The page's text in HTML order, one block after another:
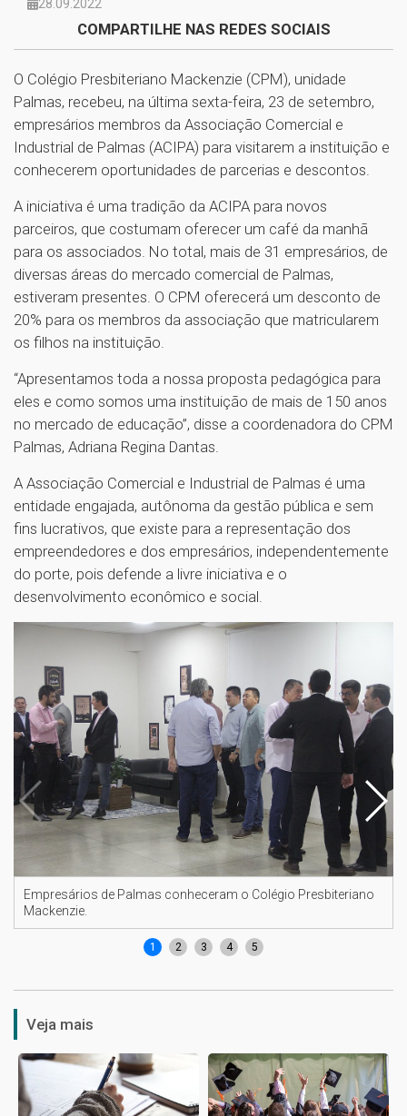
28.09.2022
COMPARTILHE NAS REDES SOCIAIS
O Colégio Presbiteriano Mackenzie (CPM), unidade
Palmas, recebeu, na última sexta-feira, 23 de setembro,
empresários membros da Associação Comercial e
Industrial de Palmas (ACIPA) para visitarem a instituição e
conhecerem oportunidades de parcerias e descontos.
A iniciativa é uma tradição da ACIPA para novos
parceiros, que costumam oferecer um café da manhã
para os associados. No total, mais de 31 empresários, de
diversas áreas do mercado comercial de Palmas,
estiveram presentes. O CPM oferecerá um desconto de
20% para os membros da associação que matricularem
os filhos na instituição.
“Apresentamos toda a nossa proposta pedagógica para
eles e como somos uma instituição de mais de 150 anos
no mercado de educação”, disse a coordenadora do CPM
Palmas, Adriana Regina Dantas.
A Associação Comercial e Industrial de Palmas é uma
entidade engajada, autônoma da gestão pública e sem
fins lucrativos, que existe para a representação dos
empreendedores e dos empresários, independentemente
do porte, pois defende a livre iniciativa e o
desenvolvimento econômico e social.
Empresários de Palmas conheceram o Colégio Presbiteriano
Mackenzie.
1 2 3 4 5
Veja mais